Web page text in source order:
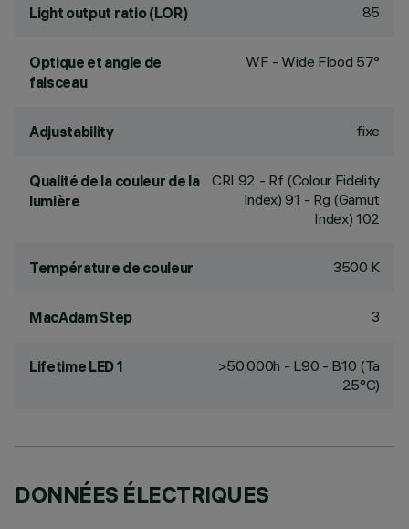
Light output ratio (LOR) 85
Optique et angle de
faisceau
WF - Wide Flood 57°
Adjustability fixe
Qualité de la couleur de la
lumière
CRI 92 - Rf (Colour Fidelity
Index) 91 - Rg (Gamut
Index) 102
Température de couleur 3500 K
MacAdam Step 3
Lifetime LED 1
>50,000h - L90 - B10 (Ta
25°C)
DONNÉES ÉLECTRIQUES